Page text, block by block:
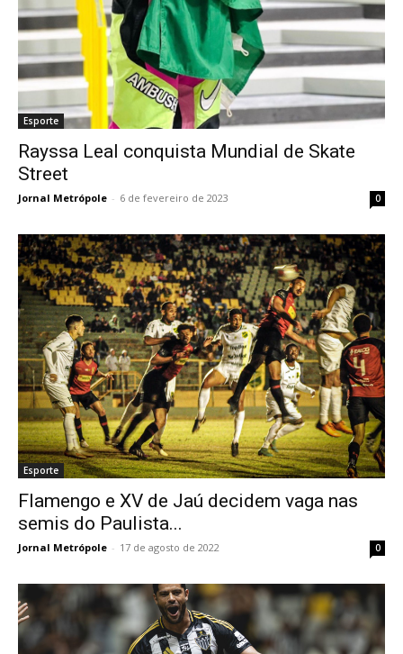
Esporte
Rayssa Leal conquista Mundial de Skate
Street
Jornal Metrópole - 6 de fevereiro de 2023 0
Esporte
Flamengo e XV de Jaú decidem vaga nas
semis do Paulista...
Jornal Metrópole - 17 de agosto de 2022 0